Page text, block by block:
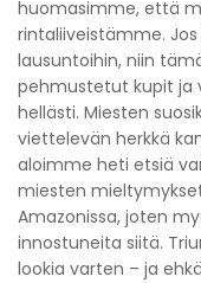
huomasimme, että
rintaliiveistämme.
lausuntoihin, niin
pehmustetut kupit ja
hellästi. Miesten
viettelevän herkkä
aloimme heti etsiä
miesten
Amazonissa, joten
innostuneita siitä.
lookia varten – ja